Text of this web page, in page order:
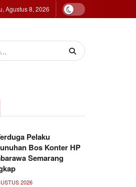
Agustus 8, 2026
Pelaku
Bos Konter HP
Semarang
2026